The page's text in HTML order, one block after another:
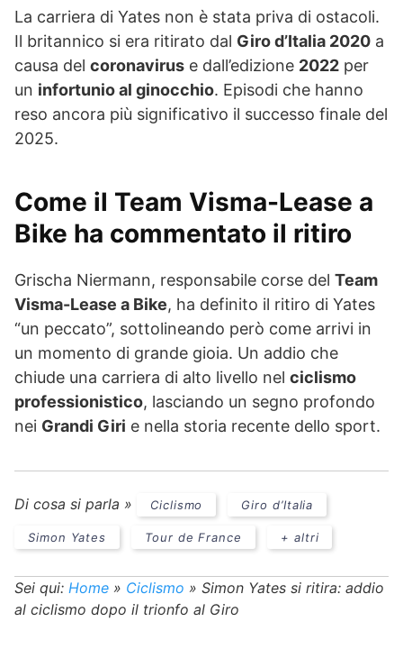
La carriera di Yates non è stata priva di ostacoli.
Il britannico si era ritirato dal Giro d’Italia 2020 a
causa del coronavirus e dall’edizione 2022 per
un infortunio al ginocchio. Episodi che hanno
reso ancora più significativo il successo finale del
2025.
Come il Team Visma-Lease a
Bike ha commentato il ritiro
Grischa Niermann, responsabile corse del Team
Visma-Lease a Bike, ha definito il ritiro di Yates
“un peccato”, sottolineando però come arrivi in
un momento di grande gioia. Un addio che
chiude una carriera di alto livello nel ciclismo
professionistico, lasciando un segno profondo
nei Grandi Giri e nella storia recente dello sport.
Di cosa si parla » Ciclismo Giro d’Italia
Simon Yates Tour de France + altri
Sei qui: Home » Ciclismo » Simon Yates si ritira: addio
al ciclismo dopo il trionfo al Giro